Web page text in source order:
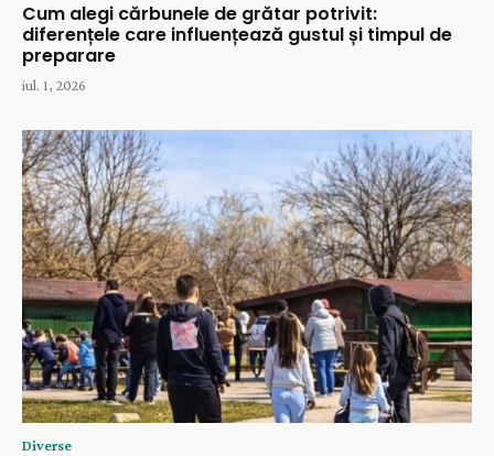
Cum alegi cărbunele de grătar potrivit:
diferențele care influențează gustul și timpul de
preparare
iul. 1, 2026
Diverse